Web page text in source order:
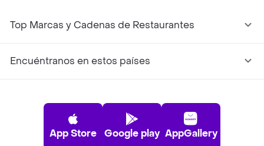
Top Marcas y Cadenas de Restaurantes
Encuéntranos en estos países
App Store Google play AppGallery